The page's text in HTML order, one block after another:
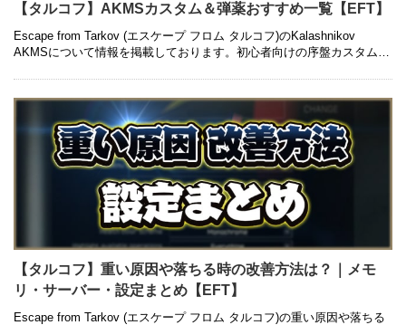
【タルコフ】AKMSカスタム＆弾薬おすすめ一覧【EFT】
Escape from Tarkov (エスケープ フロム タルコフ)のKalashnikov
AKMSについて情報を掲載しております。初心者向けの序盤カスタムか
【タルコフ】重い原因や落ちる時の改善方法は？｜メモ
リ・サーバー・設定まとめ【EFT】
Escape from Tarkov (エスケープ フロム タルコフ)の重い原因や落ちる